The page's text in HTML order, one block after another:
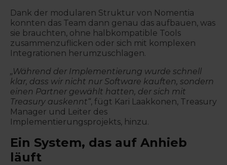
Dank der modularen Struktur von Nomentia
konnten das Team dann genau das aufbauen, was
sie brauchten, ohne halbkompatible Tools
zusammenzuflicken oder sich mit komplexen
Integrationen herumzuschlagen.
„Während der Implementierung wurde schnell
klar, dass wir nicht nur Software kauften, sondern
einen Partner gewählt hatten, der sich mit
Treasury auskennt“, fügt Kari Laakkonen, Treasury
Manager und Leiter des
Implementierungsprojekts, hinzu.
Ein System, das auf Anhieb
läuft